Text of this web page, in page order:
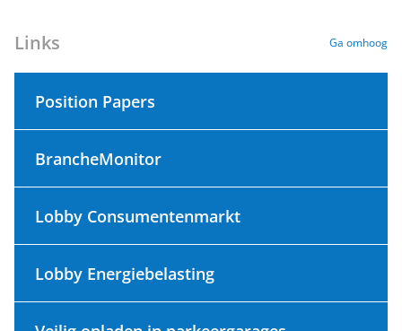
Links Ga omhoog
Position Papers
BrancheMonitor
Lobby Consumentenmarkt
Lobby Energiebelasting